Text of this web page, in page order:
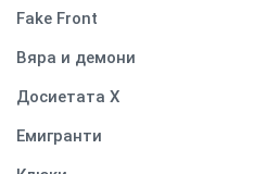
Fake Front
Вяра и демони
Досиетата Х
Емигранти